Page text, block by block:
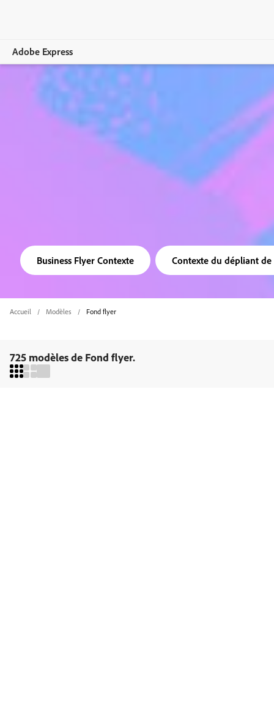
Adobe Express
Business Flyer Contexte Contexte du dépliant de
Accueil Modèles Fond flyer
725 modèles de Fond flyer.